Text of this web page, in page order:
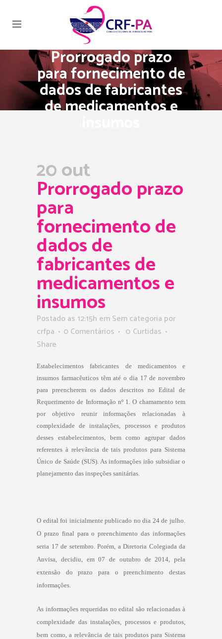
Prorrogado prazo
para fornecimento de
dados de fabricantes
de medicamentos e
20 out
Prorrogado prazo
para
fornecimento de
dados de
fabricantes de
medicamentos e
insumos
Postado as 12:15h em Sem categoria por
crfpa
0 Comentários 0 Curtidas
Share
Estabelecimentos fabricantes de medicamentos e
insumos farmacêuticos têm até o dia 17 de novembro
para preencherem os dados descritos no Edital de
Requerimento de Informação nº 1.O chamamento tem
por objetivo reunir informações relacionadas à
complexidade de instalações, processos e produtos
desses estabelecimentos, bem como agrupar dados
referentes à relevância de tais produtos para Sistema
Único de Saúde (SUS). As informações irão subsidiar o
planejamento das inspeções sanitárias.
O edital foi inicialmente publicado no dia 24 de julho.
O prazo final para o preenchimento das informações
seria 17 de setembro. Porém, a Diretoria Colegiada da
Anvisa, decidiu, em 07 de outubro de 2014, pela
extensão do prazo para o preenchimento destas
informações.
As informações requeridas no edital são relacionadas à
complexidade das instalações, processos e produtos,
bem como, a relevância de tais produtos para Sistema